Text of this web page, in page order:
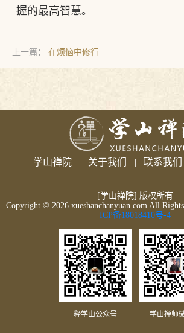
握的最高智慧。
上一篇： 在烦恼中修行
学山禅院 | 关于我们 | 联系我们
[学山禅院] 版权所有
Copyright © 2026 xueshanchanyuan.com All
ICP备18018410号-4
释学山公众号 学山禅师